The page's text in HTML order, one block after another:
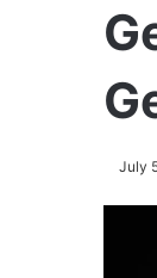
July